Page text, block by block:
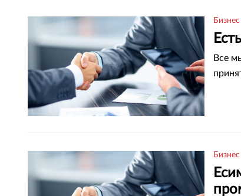
Бизнес
Все
Бизнес